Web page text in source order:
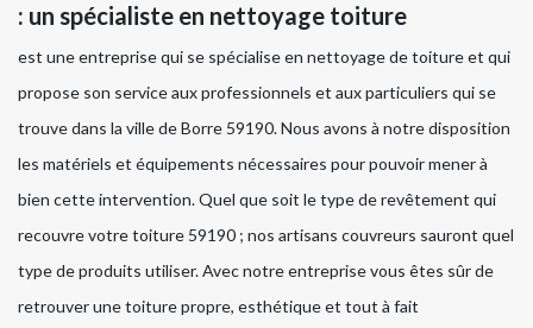
: un spécialiste en nettoyage toiture
est une entreprise qui se spécialise en nettoyage de toiture et qui
propose son service aux professionnels et aux particuliers qui se
trouve dans la ville de Borre 59190. Nous avons à notre disposition
les matériels et équipements nécessaires pour pouvoir mener à
bien cette intervention. Quel que soit le type de revêtement qui
recouvre votre toiture 59190 ; nos artisans couvreurs sauront quel
type de produits utiliser. Avec notre entreprise vous êtes sûr de
retrouver une toiture propre, esthétique et tout à fait